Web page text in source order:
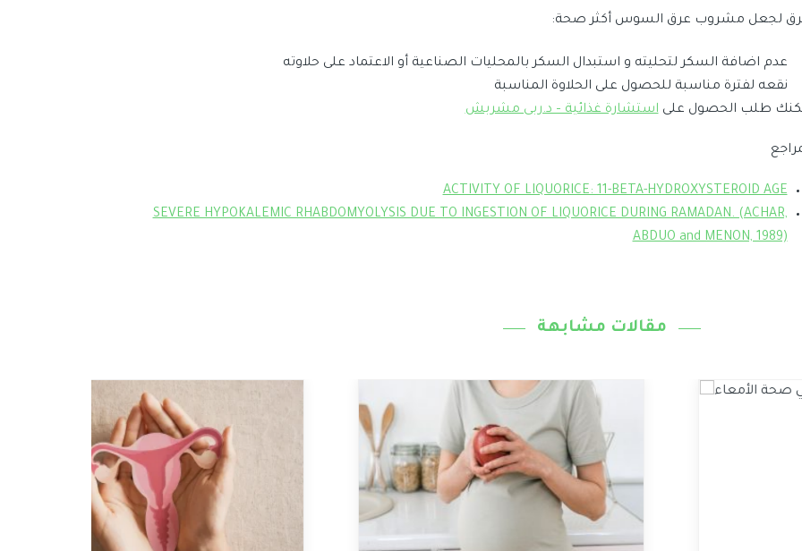
لجعل مشروب عرق السوس أكثر صحة:
عدم اضافة السكر لتحليته و استبدال السكر بالمحليات الصناعية أو الاعتماد على حلاوته
نقعه لفترة مناسبة للحصول على الحلاوة المناسبة
طلب الحصول علىاستشارة غذائية – د.ربى مشربش
ACTIVITY OF LIQUORICE: 11-BETA-HYDROXYSTEROID AGE
SEVERE HYPOKALEMIC RHABDOMYOLYSIS DUE TO INGESTION OF LIQUORICE DURING RAMADAN. (ACHAR,
ABDUO and MENON, 1989)
مقالات مشابهة